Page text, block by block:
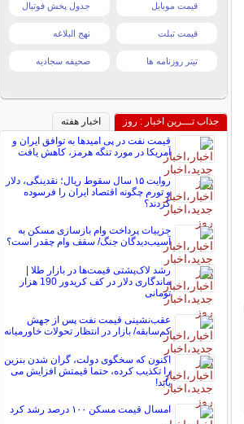
قیمت موبایل جدول پخش فوتبال
قیمت تبلت نهج البلاغه
تیتر روزنامه ها صحیفه سجادیه
جذاب تـــرین اخبار : روز
اخبار هفته
قیمت نفت در پی امیدها به توافق ایران و
آمریکا در مورد تنگه هرمز، کاهش یافت
روایت ۱۵ سال سقوط ریال؛ نقدینگی، دلار
و تورم چگونه اقتصاد ایران را فرسوده
کردند؟
جزییات پرداخت وام بازسازی مسکن به
آسیب‌دیدگان جنگ/ سقف وام چقدر است؟
رشد لاک‌پشتی قیمت‌ها در بازار طلا |
ماندگاری دلار در کف کریدور 190 هزار
تومانی
عقب‌نشینی قیمت نفت پس از جهش
کم‌سابقه/ بازار در انتظار تحولات خاورمیانه
اکنون که سخگوی دولت، گران شدن بنزین
را تکذیب کرده، حتما قیمتش افزایش می
یابد!
امسال قیمت مسکن ۱۰۰ درصد رشد کرد